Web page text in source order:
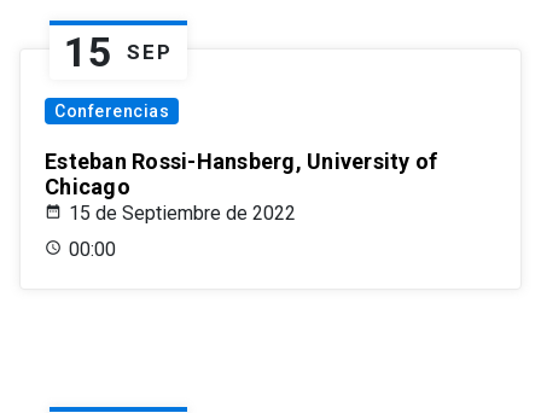
15 SEP
Conferencias
Esteban Rossi-Hansberg, University of
Chicago
15 de Septiembre de 2022
00:00